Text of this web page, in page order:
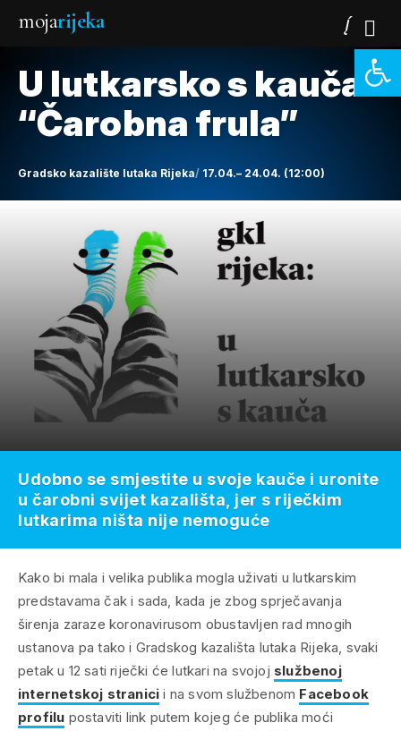
mojarijeka
U lutkarsko s kauča:
“Čarobna frula”
Gradsko kazalište lutaka Rijeka 17.04.– 24.04. (12:00)
Kako bi mala i velika publika mogla uživati u lutkarskim
predstavama čak i sada, kada je zbog sprječavanja
širenja zaraze koronavirusom obustavljen rad mnogih
ustanova pa tako i Gradskog kazališta lutaka Rijeka, svaki
petak u 12 sati riječki će lutkari na svojoj službenoj
internetskoj stranici i na svom službenom Facebook
profilu postaviti link putem kojeg će publika moći
Udobno se smjestite u svoje kauče i uronite
u čarobni svijet kazališta, jer s riječkim
lutkarima ništa nije nemoguće